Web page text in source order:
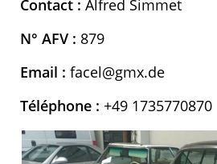
Contact : Alfred Simmet
N° AFV : 879
Email : facel@gmx.de
Téléphone : +49 1735770870